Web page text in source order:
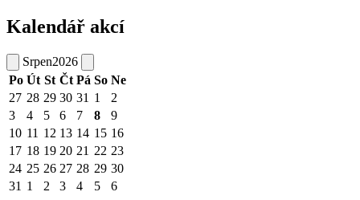
Kalendář akcí
Srpen2026
Po Út St Čt Pá So Ne
27 28 29 30 31 1
2
3
4 5 6 7 8
9
10 11 12 13 14 15 16
17 18 19 20 21 22 23
24 25 26 27 28 29 30
31 1 2 3 4 5 6